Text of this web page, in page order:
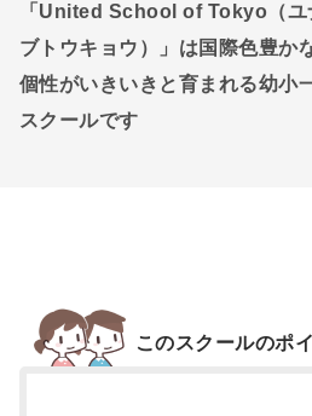
「United School of Tokyo（ユ
ブトウキョウ）」は国際色豊か
個性がいきいきと育まれる幼小
スクールです
足
このスクールのポ